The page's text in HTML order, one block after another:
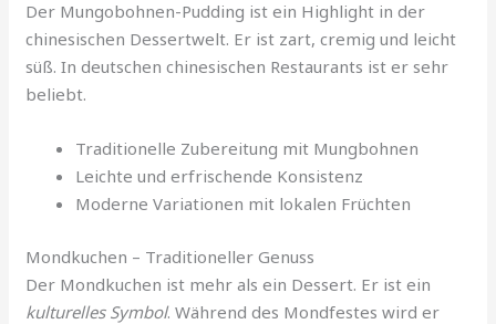
Der Mungobohnen-Pudding ist ein Highlight in der
chinesischen Dessertwelt. Er ist zart, cremig und leicht
süß. In deutschen chinesischen Restaurants ist er sehr
beliebt.
Traditionelle Zubereitung mit Mungbohnen
Leichte und erfrischende Konsistenz
Moderne Variationen mit lokalen Früchten
Mondkuchen – Traditioneller Genuss
Der Mondkuchen ist mehr als ein Dessert. Er ist ein
kulturelles Symbol. Während des Mondfestes wird er